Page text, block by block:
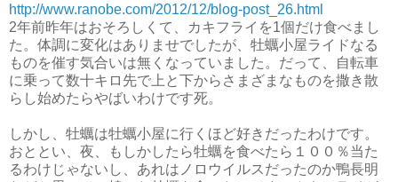
http://www.ranobe.com/2012/12/blog-post_26.html
2年前昨年はおそろしくて、カキフライを1個だけ食べまし
た。体調に変化はありませでしたが、牡蠣小屋ライドなる
ものを催す気合いは無くなっていました。だって、自転車
に乗って数十キロ先で上と下からさまざまなものを撒き散
らし始めたらやばいわけです死。
しかし、牡蠣は牡蠣小屋に行くほど好きだったわけです。
おととい、夜、もしかしたら牡蠣を食べたら１００％当た
るわけじゃないし、あれはノロウイルスだったのか鴨長明